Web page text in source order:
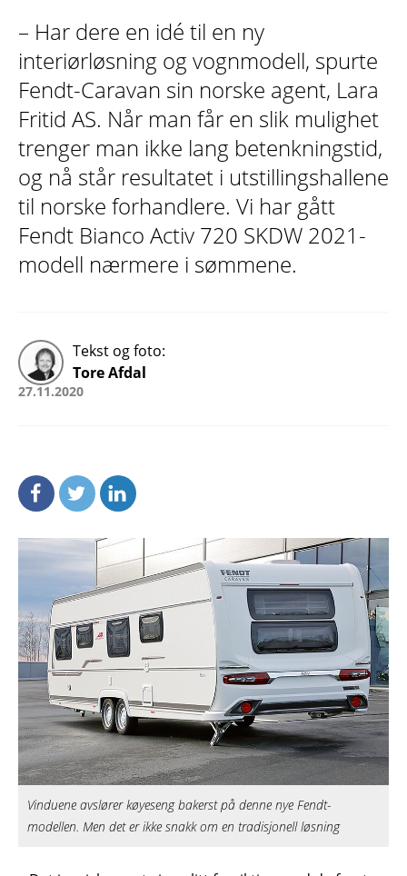
– Har dere en idé til en ny
interiørløsning og vognmodell, spurte
Fendt-Caravan sin norske agent, Lara
Fritid AS. Når man får en slik mulighet
trenger man ikke lang betenkningstid,
og nå står resultatet i utstillingshallene
til norske forhandlere. Vi har gått
Fendt Bianco Activ 720 SKDW 2021-
modell nærmere i sømmene.
Tekst og foto:
Tore Afdal
27.11.2020
Vinduene avslører køyeseng bakerst på denne nye Fendt-
modellen. Men det er ikke snakk om en tradisjonell løsning